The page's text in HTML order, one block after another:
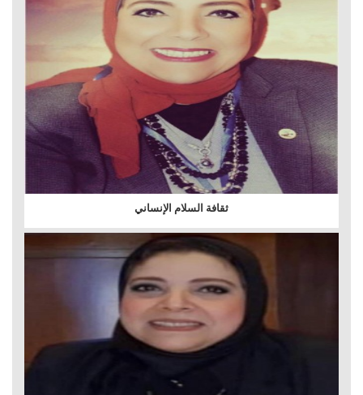
ثقافة السلام الإنساني